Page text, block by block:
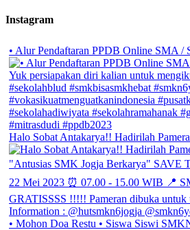
Instagram
• Alur Pendaftaran PPDB Online SMA /
Halo Sobat Antakarya!! Hadirilah
• Mohon Doa Restu • Siswa Siswi